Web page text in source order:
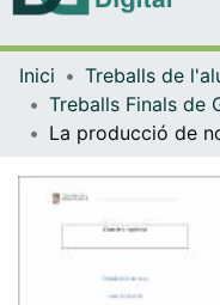
Inici
Treballs de